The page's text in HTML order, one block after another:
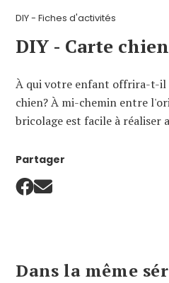
DIY - Fiches d'activités
DIY - Carte chien
À qui votre enfant offrira-t-il
chien? À mi-chemin entre
bricolage est facile à
Partager
Dans la même